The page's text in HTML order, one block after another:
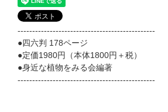
-----------------------------------------------
●四六判 178ページ
●定価1980円（本体1800円＋税）
●身近な植物をみる会編著
-----------------------------------------------